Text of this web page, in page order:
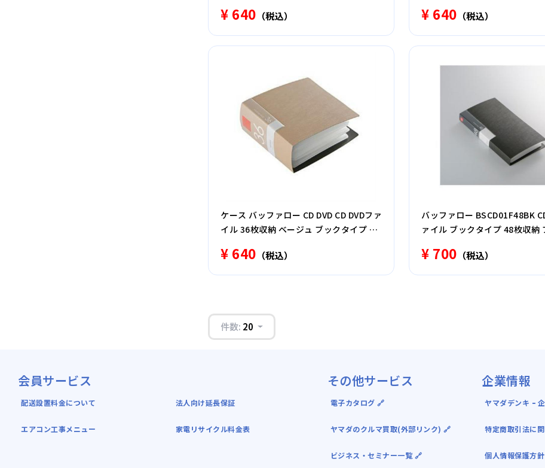
¥ 640 （税込） ¥ 640 （税込）
ケース バッファロー CD DVD CD DVDファ
イル 36枚収納 ベージュ ブックタイプ 36
¥ 640 （税込）
バッファロー BSCD01F48BK
ァイル ブックタイプ 48枚収納
¥ 700 （税込）
件数: 20
会員サービス
配送設置料金について
エアコン工事メニュー
法人向け延長保証
家電リサイクル料金表
その他サービス
電子カタログ 🔗
ヤマダのクルマ買取(外部リンク) 🔗
ビジネス・セミナー一覧 🔗
企業情報
ヤマダデンキ ｰ
特定商取引法に
個人情報保護方針